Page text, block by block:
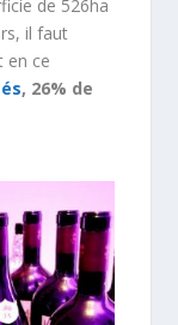
de 526ha
il faut
en ce
, 26% de